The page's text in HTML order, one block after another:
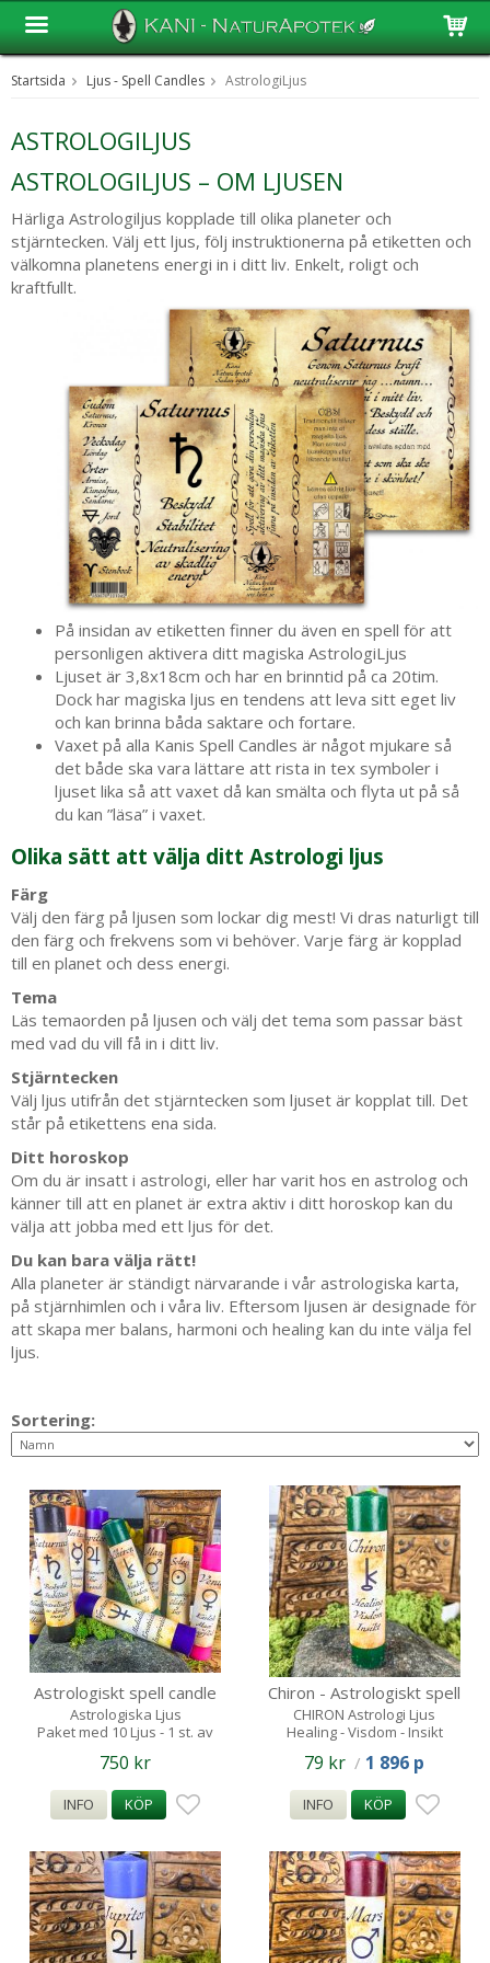
Startsida Ljus - Spell Candles AstrologiLjus
ASTROLOGILJUS
ASTROLOGILJUS – OM LJUSEN
Härliga Astrologiljus kopplade till olika planeter och
stjärntecken. Välj ett ljus, följ instruktionerna på etiketten och
välkomna planetens energi in i ditt liv. Enkelt, roligt och
kraftfullt.
På insidan av etiketten finner du även en spell för att
personligen aktivera ditt magiska AstrologiLjus
Ljuset är 3,8x18cm och har en brinntid på ca 20tim.
Dock har magiska ljus en tendens att leva sitt eget liv
och kan brinna båda saktare och fortare.
Vaxet på alla Kanis Spell Candles är något mjukare så
det både ska vara lättare att rista in tex symboler i
ljuset lika så att vaxet då kan smälta och flyta ut på så
du kan ”läsa” i vaxet.
Olika sätt att välja ditt Astrologi ljus
Färg
Välj den färg på ljusen som lockar dig mest! Vi dras naturligt till
den färg och frekvens som vi behöver. Varje färg är kopplad
till en planet och dess energi.
Tema
Läs temaorden på ljusen och välj det tema som passar bäst
med vad du vill få in i ditt liv.
Stjärntecken
Välj ljus utifrån det stjärntecken som ljuset är kopplat till. Det
står på etikettens ena sida.
Ditt horoskop
Om du är insatt i astrologi, eller har varit hos en astrolog och
känner till att en planet är extra aktiv i ditt horoskop kan du
välja att jobba med ett ljus för det.
Du kan bara välja rätt!
Alla planeter är ständigt närvarande i vår astrologiska karta,
på stjärnhimlen och i våra liv. Eftersom ljusen är designade för
att skapa mer balans, harmoni och healing kan du inte välja fel
ljus.
Sortering:
Astrologiskt spell candle
10st - Paket 1 av varje
Astrologiska Ljus
Paket med 10 Ljus - 1 st. av
750 kr
INFO KÖP
Chiron - Astrologiskt spell
candle
CHIRON Astrologi Ljus
Healing - Visdom - Insikt
79 kr / 1 896 p
INFO KÖP